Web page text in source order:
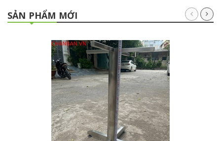
SẢN PHẨM MỚI